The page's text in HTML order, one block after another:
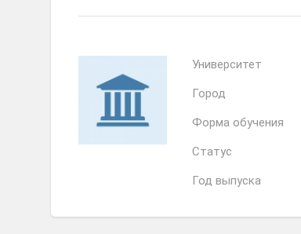
Университет
Город
Форма обучения
Статус
Год выпуска